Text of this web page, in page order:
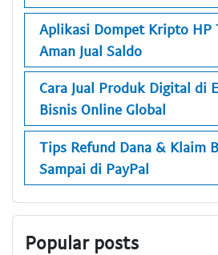
Aplikasi Dompet Kripto HP
Aman Jual Saldo
Cara Jual Produk Digital di
Bisnis Online Global
Tips Refund Dana & Klaim
Sampai di PayPal
Popular posts